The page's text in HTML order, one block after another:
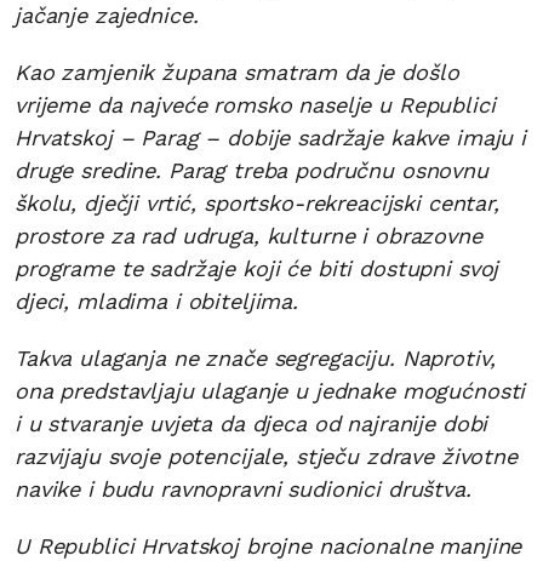
jačanje zajednice.
Kao zamjenik župana smatram da je došlo
vrijeme da najveće romsko naselje u Republici
Hrvatskoj – Parag – dobije sadržaje kakve imaju i
druge sredine. Parag treba područnu osnovnu
školu, dječji vrtić, sportsko-rekreacijski centar,
prostore za rad udruga, kulturne i obrazovne
programe te sadržaje koji će biti dostupni svoj
djeci, mladima i obiteljima.
Takva ulaganja ne znače segregaciju. Naprotiv,
ona predstavljaju ulaganje u jednake mogućnosti
i u stvaranje uvjeta da djeca od najranije dobi
razvijaju svoje potencijale, stječu zdrave životne
navike i budu ravnopravni sudionici društva.
U Republici Hrvatskoj brojne nacionalne manjine